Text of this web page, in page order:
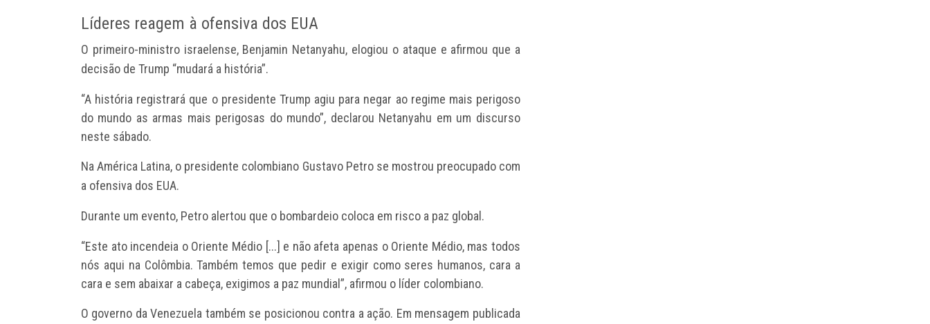
Líderes reagem à ofensiva dos EUA
O primeiro-ministro israelense, Benjamin Netanyahu, elogiou o ataque e afirmou que a
decisão de Trump “mudará a história”.
“A história registrará que o presidente Trump agiu para negar ao regime mais perigoso
do mundo as armas mais perigosas do mundo”, declarou Netanyahu em um discurso
neste sábado.
Na América Latina, o presidente colombiano Gustavo Petrose mostrou preocupado com
a ofensiva dos EUA.
Durante um evento, Petro alertou que o bombardeio coloca em risco a paz global.
“Este ato incendeia o Oriente Médio [...] e não afeta apenas o Oriente Médio, mas todos
nós aqui na Colômbia. Também temos que pedir e exigir como seres humanos, cara a
cara e sem abaixar a cabeça, exigimos a paz mundial”, afirmou o líder colombiano.
O governo da Venezuela também se posicionou contra a ação. Em mensagem publicada